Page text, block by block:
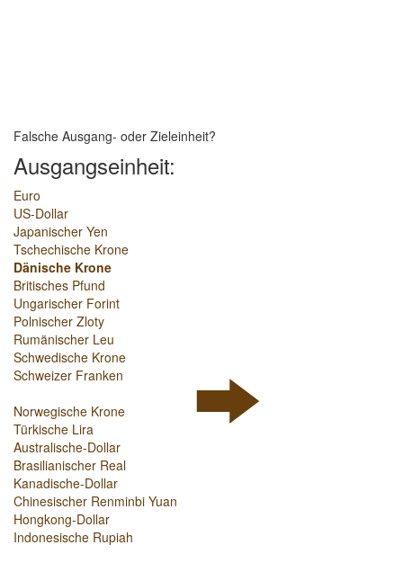
Falsche Ausgang- oder Zieleinheit?
Ausgangseinheit:
Euro
US-Dollar
Japanischer Yen
Tschechische Krone
Dänische Krone
Britisches Pfund
Ungarischer Forint
Polnischer Zloty
Rumänischer Leu
Schwedische Krone
Schweizer Franken
Norwegische Krone
Türkische Lira
Australische-Dollar
Brasilianischer Real
Kanadische-Dollar
Chinesischer Renminbi Yuan
Hongkong-Dollar
Indonesische Rupiah